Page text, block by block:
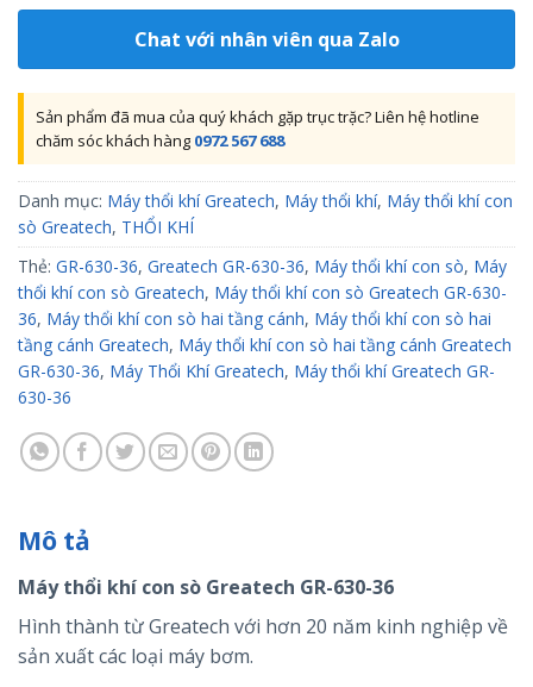
Chat với nhân viên qua Zalo
Sản phẩm đã mua của quý khách gặp trục trặc? Liên hệ hotline
chăm sóc khách hàng 0972 567 688
Danh mục: Máy thổi khí Greatech, Máy thổi khí, Máy thổi khí con
sò Greatech, THỔI KHÍ
Thẻ: GR-630-36, Greatech GR-630-36, Máy thổi khí con sò, Máy
thổi khí con sò Greatech, Máy thổi khí con sò Greatech GR-630-
36, Máy thổi khí con sò hai tầng cánh, Máy thổi khí con sò hai
tầng cánh Greatech, Máy thổi khí con sò hai tầng cánh Greatech
GR-630-36, Máy Thổi Khí Greatech, Máy thổi khí Greatech GR-
630-36
Mô tả
Máy thổi khí con sò Greatech GR-630-36
Hình thành từ Greatech với hơn 20 năm kinh nghiệp về
sản xuất các loại máy bơm.